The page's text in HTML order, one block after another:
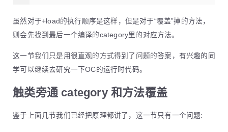
虽然对于+load的执行顺序是这样，但是对于“覆盖”掉的方法，
则会先找到最后一个编译的category里的对应方法。
这一节我们只是用很直观的方式得到了问题的答案，有兴趣的同
学可以继续去研究一下OC的运行时代码。
触类旁通 category 和方法覆盖
鉴于上面几节我们已经把原理都讲了，这一节只有一个问题: